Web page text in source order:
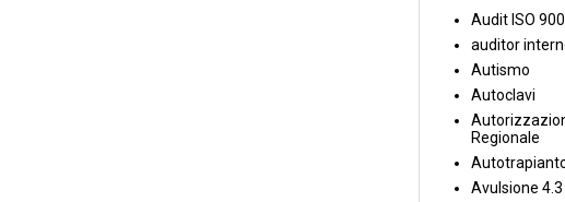
Audit ISO
auditor
Autismo
Autoclavi
Regionale
Avulsione 4.3